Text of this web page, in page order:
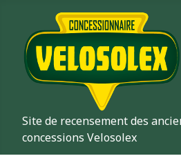
Site de recensement des
concessions Velosolex